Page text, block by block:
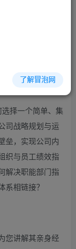
可保存购买订单
择一个简单、集
司战略规划与运
垒，实现公司内
织与员工绩效指
解决职能部门指
系相链接？
您讲解其亲身经
了解冒泡网